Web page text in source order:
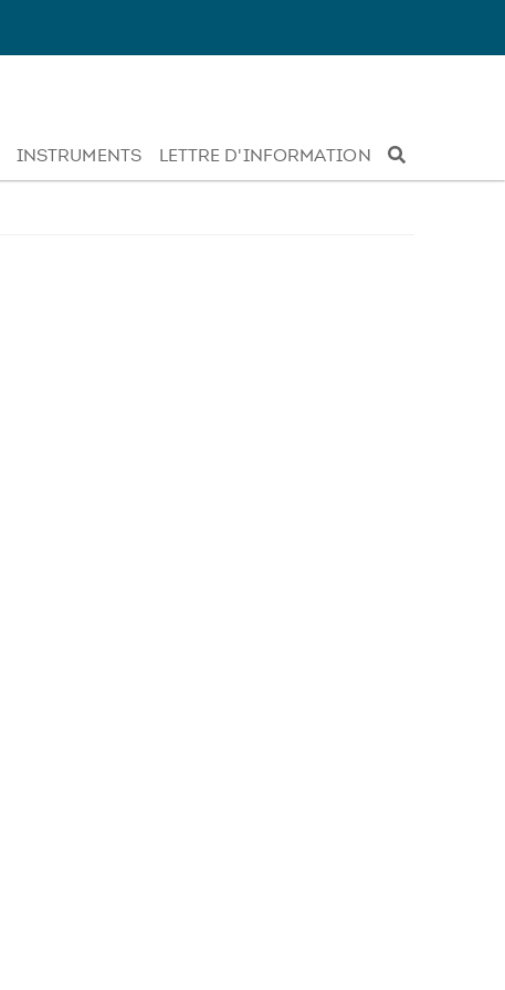
INSTRUMENTS LETTRE D'INFORMATION